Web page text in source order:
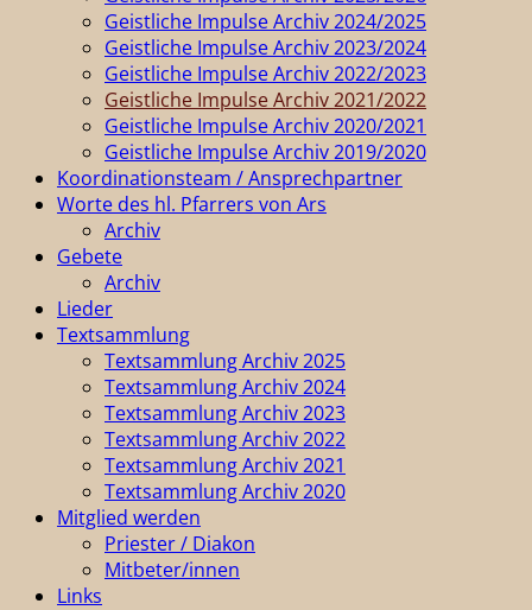
Geistliche Impulse Archiv 2024/2025
Geistliche Impulse Archiv 2023/2024
Geistliche Impulse Archiv 2022/2023
Geistliche Impulse Archiv 2021/2022
Geistliche Impulse Archiv 2020/2021
Geistliche Impulse Archiv 2019/2020
Koordinationsteam / Ansprechpartner
Worte des hl. Pfarrers von Ars
Archiv
Gebete
Archiv
Lieder
Textsammlung
Textsammlung Archiv 2025
Textsammlung Archiv 2024
Textsammlung Archiv 2023
Textsammlung Archiv 2022
Textsammlung Archiv 2021
Textsammlung Archiv 2020
Mitglied werden
Priester / Diakon
Mitbeter/innen
Links